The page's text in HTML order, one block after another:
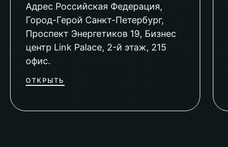
Адрес Российская Федерация,
Город-Герой Санкт-Петербург,
Проспект Энергетиков 19, Бизнес
центр Link Palace, 2-й этаж, 215
офис.
ОТКРЫТЬ